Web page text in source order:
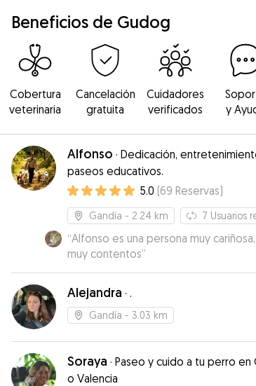
Beneficios de Gudog
Cobertura
veterinaria
Cancelación
gratuita
Cuidadores
verificados
y
Alfonso · Dedicación,
paseos educativos.
5.0 (69 Reservas)
Gandía - 2.24 km 7 Usuarios
“Alfonso es una persona muy
muy contentos”
Alejandra · .
Gandía - 3.03 km
Soraya · Paseo y cuido a tu perro en
o Valencia